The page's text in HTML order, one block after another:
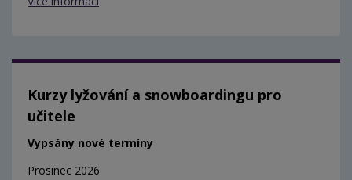
Kurzy lyžování a snowboardingu pro
učitele
Vypsány nové termíny
Prosinec 2026